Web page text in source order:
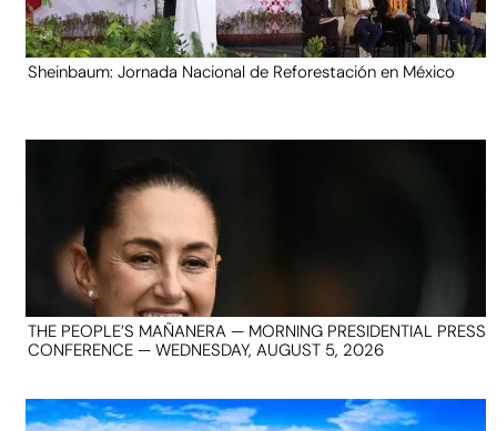
Sheinbaum: Jornada Nacional de Reforestación en México
THE PEOPLE’S MAÑANERA — MORNING PRESIDENTIAL PRESS
CONFERENCE — WEDNESDAY, AUGUST 5, 2026